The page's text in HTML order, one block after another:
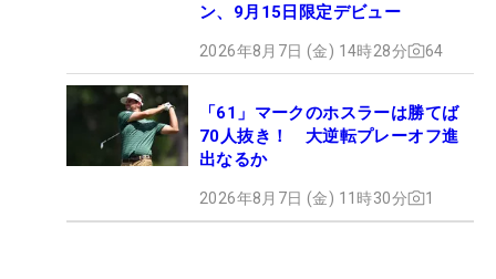
ン、9月15日限定デビュー
2026年8月7日 (金) 14時28分 64
「61」マークのホスラーは勝てば
70人抜き！ 大逆転プレーオフ進
出なるか
2026年8月7日 (金) 11時30分 1